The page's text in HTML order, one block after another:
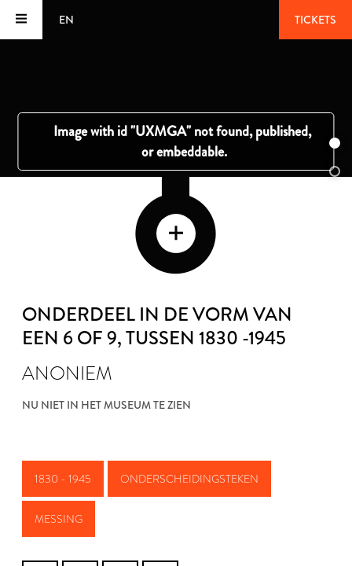
EN TICKETS
ONDERDEEL IN DE VORM VAN
EEN 6 OF 9, TUSSEN 1830 -1945
ANONIEM
NU NIET IN HET MUSEUM TE ZIEN
1830 - 1945 ONDERSCHEIDINGSTEKEN
MESSING